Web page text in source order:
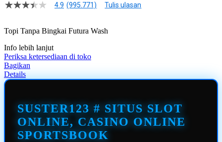
4.9
bintang,
rating
rata-
rata.
Read
13
Reviews.
halaman
yang
sama.
4.9 (995.771) Tulis ulasan
Topi Tanpa Bingkai Futura Wash
Info lebih lanjut
Periksa ketersediaan di toko
Bagikan
Details
SUSTER123 # SITUS SLOT
ONLINE, CASINO ONLINE
SPORTSBOOK